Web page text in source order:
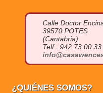
Calle Doctor
39570 POTES
(Cantabria)
Telf.: 942 73 00 33
¿QUIÉNES SOMOS?